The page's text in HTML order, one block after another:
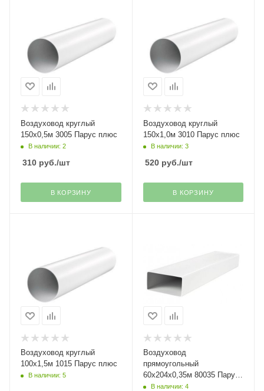
Воздуховод круглый
150х0,5м 3005 Парус плюс
В наличии: 2
310 руб./шт
В КОРЗИНУ
Воздуховод круглый
150х1,0м 3010 Парус плюс
В наличии: 3
520руб./шт
В КОРЗИНУ
Воздуховод круглый
100х1,5м 1015 Парус плюс
В наличии: 5
Воздуховод
прямоугольный
60х204х0,35м 80035 Парус
плюсВ наличии: 4